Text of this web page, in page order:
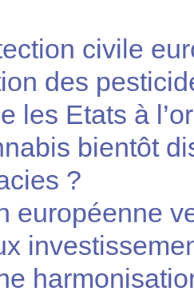
civile
des
les Etats à
bientôt
?
européenne